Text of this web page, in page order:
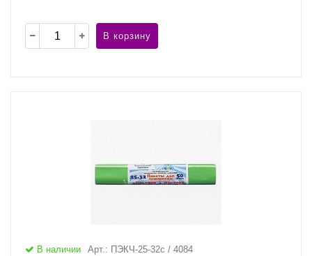
В корзину
В наличии Арт.: ПЭКЧ-25-32с / 4084